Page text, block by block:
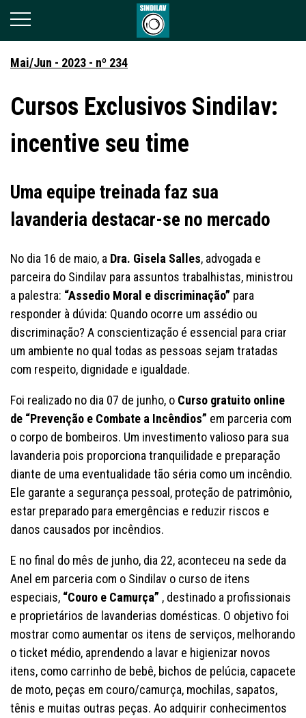
Mai/Jun - 2023 - nº 234
Cursos Exclusivos Sindilav:
incentive seu time
Uma equipe treinada faz sua
lavanderia destacar-se no mercado
No dia 16 de maio, a Dra. Gisela Salles, advogada e
parceira do Sindilav para assuntos trabalhistas, ministrou
a palestra: “Assedio Moral e discriminação” para
responder à dúvida: Quando ocorre um assédio ou
discriminação? A conscientização é essencial para criar
um ambiente no qual todas as pessoas sejam tratadas
com respeito, dignidade e igualdade.
Foi realizado no dia 07 de junho, o Curso gratuito online
de “Prevenção e Combate a Incêndios” em parceria com
o corpo de bombeiros. Um investimento valioso para sua
lavanderia pois proporciona tranquilidade e preparação
diante de uma eventualidade tão séria como um incêndio.
Ele garante a segurança pessoal, proteção de patrimônio,
estar preparado para emergências e reduzir riscos e
danos causados por incêndios.
E no final do mês de junho, dia 22, aconteceu na sede da
Anel em parceria com o Sindilav o curso de itens
especiais, “Couro e Camurça” , destinado a profissionais
e proprietários de lavanderias domésticas. O objetivo foi
mostrar como aumentar os itens de serviços, melhorando
o ticket médio, aprendendo a lavar e higienizar novos
itens, como carrinho de bebê, bichos de pelúcia, capacete
de moto, peças em couro/camurça, mochilas, sapatos,
tênis e muitas outras peças. Ao adquirir conhecimentos